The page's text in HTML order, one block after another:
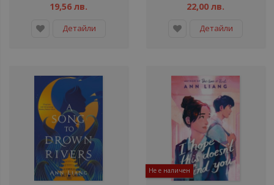
19,56 лв.
Детайли
22,00 лв.
Детайли
Не е наличен